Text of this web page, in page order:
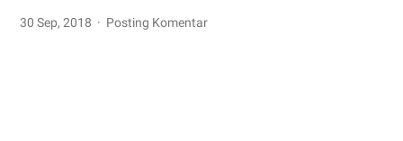
30 Sep, 2018 Posting Komentar